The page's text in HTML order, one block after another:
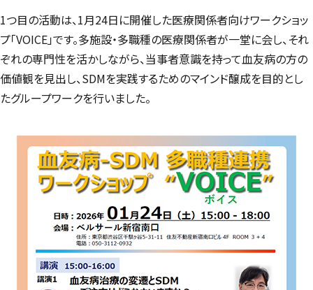
1つ目の活動は、1月24日に開催した医療関係者向けワークショッ
プ「VOICE」です。多施設・多職種の医療関係者が一堂に会し、それ
ぞれの専門性を活かしながら、当事者意識を持って血友病の方の
価値観を見出し、SDMを実践するためのマインド醸成を目的とし
たグループワークを行いました。